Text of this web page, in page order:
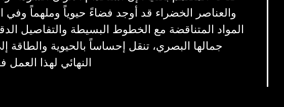
والعناصر الخضراء قد أوجد فضاءً حيوياً وملهماً
المواد المتناقضة مع الخطوط البسيطة والتفاصيل
جمالها البصري، تنقل إحساساً بالحيوية والطاقة
النهائي لهذا